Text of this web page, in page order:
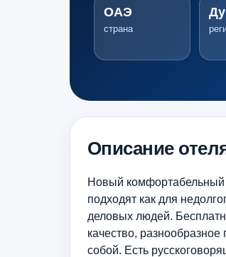
ОАЭ
страна
Описание
Новый комфортабельный
подходят как для
деловых людей.
качество,
собой. Есть